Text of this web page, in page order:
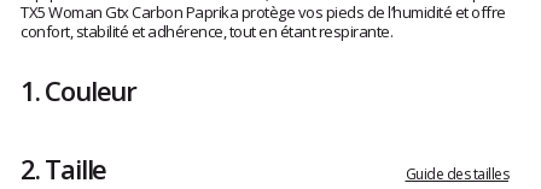
sur
TX5 Woman Gtx Carbon Paprika protège vos pieds de l’humidité et offre
confort, stabilité et adhérence, tout en étant respirante.
1.Couleur
2.Taille Guide des tailles